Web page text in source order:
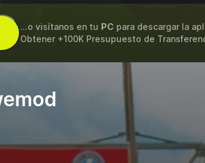
...o visítanos en tu PC para descargar la
Obtener +100K Presupuesto de